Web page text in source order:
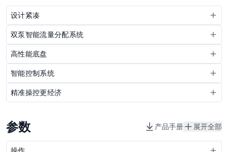
设计紧凑
双泵智能流量分配系统
高性能底盘
智能控制系统
精准操控更经济
参数 产品手册 展开全部